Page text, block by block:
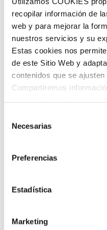
recopilar información de
web y para mejorar la
nuestros servicios y su
Estas cookies nos
de este Sitio Web y
contenidos que se
Compartiremos
Necesarias
Preferencias
Estadística
Marketing
Dillunes
Dimarts
Dimecres
Dijous
Divendres
Dissabte